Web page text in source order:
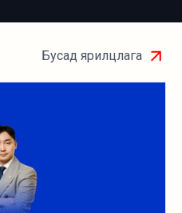
Бусад ярилцлага